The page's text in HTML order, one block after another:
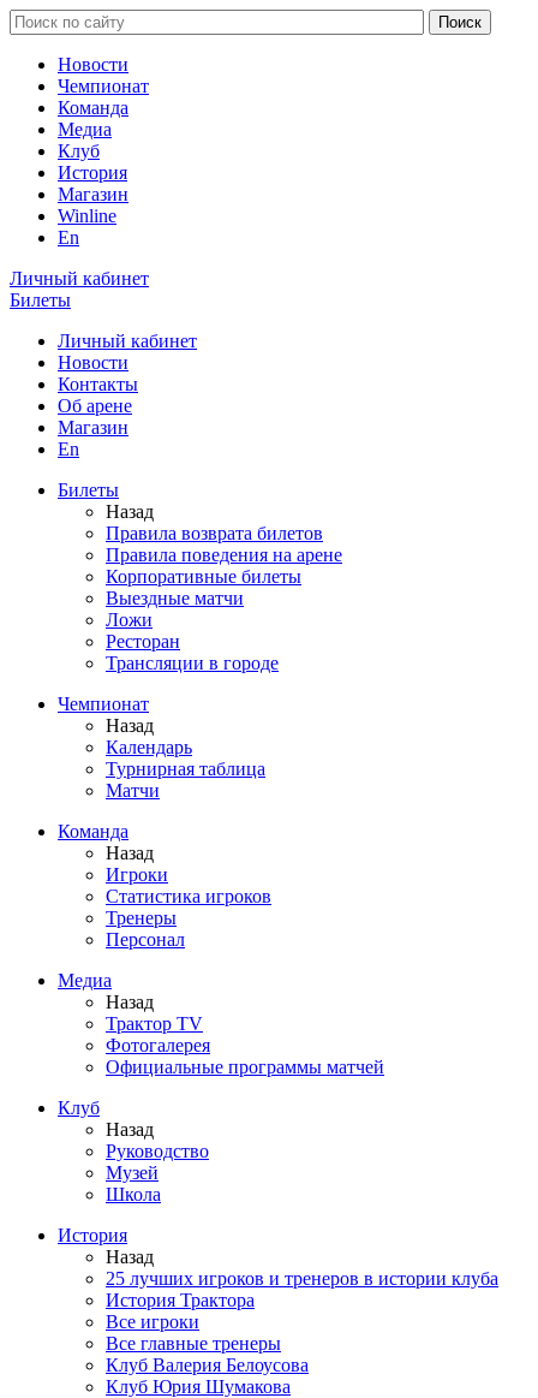
Новости
Чемпионат
Команда
Медиа
Клуб
История
Магазин
Winline
En
Личный кабинет
Билеты
Личный кабинет
Новости
Контакты
Об арене
Магазин
En
Билеты
Назад
Правила возврата билетов
Правила поведения на арене
Корпоративные билеты
Выездные матчи
Ложи
Ресторан
Трансляции в городе
Чемпионат
Назад
Календарь
Турнирная таблица
Матчи
Команда
Назад
Игроки
Статистика игроков
Тренеры
Персонал
Медиа
Назад
Трактор TV
Фотогалерея
Официальные программы матчей
Клуб
Назад
Руководство
Музей
Школа
История
Назад
25 лучших игроков и тренеров в истории клуба
История Трактора
Все игроки
Все главные тренеры
Клуб Валерия Белоусова
Клуб Юрия Шумакова